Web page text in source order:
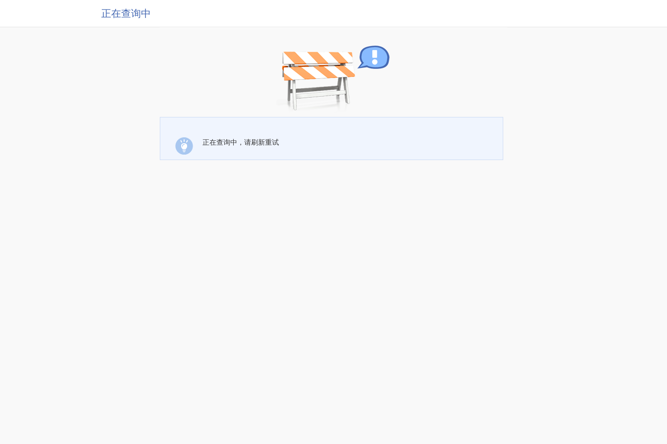
正在查询中
正在查询中，请刷新重试